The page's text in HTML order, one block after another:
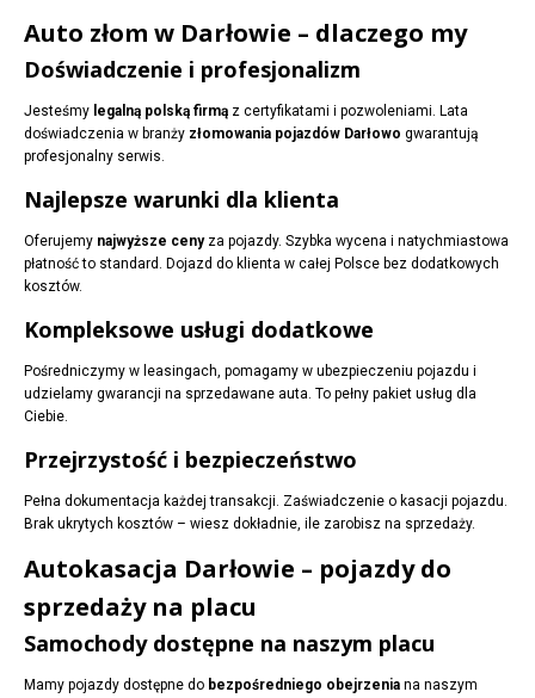
Auto złom w Darłowie – dlaczego my
Doświadczenie i profesjonalizm
Jesteśmy legalną polską firmą z certyfikatami i pozwoleniami. Lata
doświadczenia w branży złomowania pojazdów Darłowo gwarantują
profesjonalny serwis.
Najlepsze warunki dla klienta
Oferujemy najwyższe cenyza pojazdy. Szybka wycena i natychmiastowa
płatność to standard. Dojazd do klienta w całej Polsce bez dodatkowych
kosztów.
Kompleksowe usługi dodatkowe
Pośredniczymy w leasingach, pomagamy w ubezpieczeniu pojazdu i
udzielamy gwarancji na sprzedawane auta. To pełny pakiet usług dla
Ciebie.
Przejrzystość i bezpieczeństwo
Pełna dokumentacja każdej transakcji. Zaświadczenie o kasacji pojazdu.
Brak ukrytych kosztów – wiesz dokładnie, ile zarobisz na sprzedaży.
Autokasacja Darłowie – pojazdy do
sprzedaży na placu
Samochody dostępne na naszym placu
Mamy pojazdy dostępne do bezpośredniego obejrzenia na naszym